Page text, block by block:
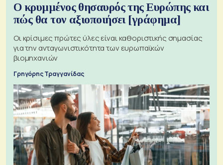
Ο κρυμμένος θησαυρός της Ευρώπης και
πώς θα τον αξιοποιήσει [γράφημα]
Οι κρίσιμες πρώτες ύλες είναι καθοριστικής σημασίας
για την ανταγωνιστικότητα των ευρωπαϊκών
βιομηχανιών
Γρηγόρης Τραγγανίδας